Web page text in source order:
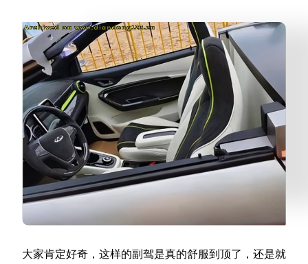
大家肯定好奇，这样的副驾是真的舒服到顶了，还是就